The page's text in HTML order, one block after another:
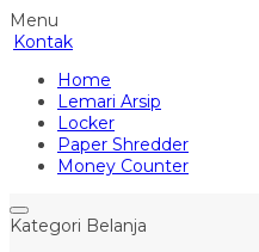
Menu
Kontak
Home
Lemari Arsip
Locker
Paper Shredder
Money Counter
Kategori Belanja